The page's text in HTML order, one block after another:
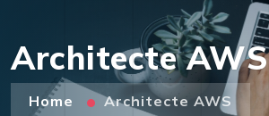
Architecte AWS
Home Architecte AWS